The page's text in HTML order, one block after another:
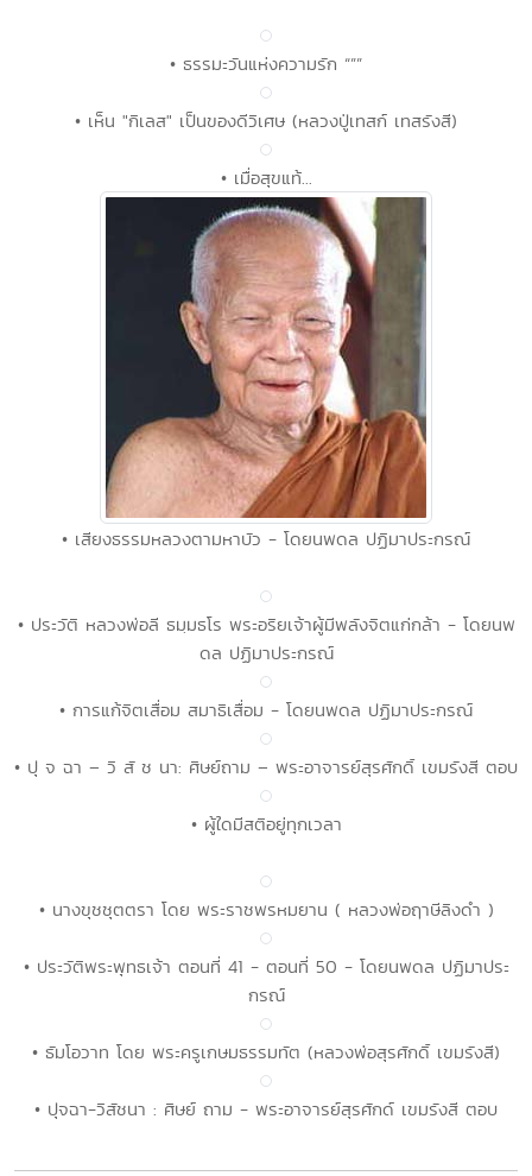
• ธรรมะวันแห่งความรัก “””
• เห็น "กิเลส" เป็นของดีวิเศษ (หลวงปู่เทสก์ เทสรังสี)
• เมื่อสุขแท้...
• เสียงธรรมหลวงตามหาบัว - โดยนพดล ปฏิมาประกรณ์
• ประวัติ หลวงพ่อลี ธมฺมธโร พระอริยเจ้าผู้มีพลังจิตแก่กล้า - โดยนพ
ดล ปฏิมาประกรณ์
• การแก้จิตเสื่อม สมาธิเสื่อม - โดยนพดล ปฏิมาประกรณ์
• ปุ จ ฉา – วิ สั ช นา: ศิษย์ถาม – พระอาจารย์สุรศักดิ์ เขมรังสี ตอบ
• ผู้ใดมีสติอยู่ทุกเวลา
• นางขุชชุตตรา โดย พระราชพรหมยาน ( หลวงพ่อฤาษีลิงดำ )
• ประวัติพระพุทธเจ้า ตอนที่ 41 - ตอนที่ 50 - โดยนพดล ปฏิมาประ
กรณ์
• ธัมโอวาท โดย พระครูเกษมธรรมทัต (หลวงพ่อสุรศักดิ์ เขมรังสี)
• ปุจฉา-วิสัชนา : ศิษย์ ถาม - พระอาจารย์สุรศักด์ เขมรังสี ตอบ